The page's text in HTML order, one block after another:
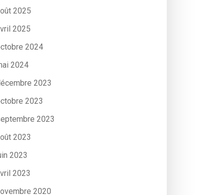
2025
2025
2024
2024
2023
2023
2023
2023
2023
2023
2020